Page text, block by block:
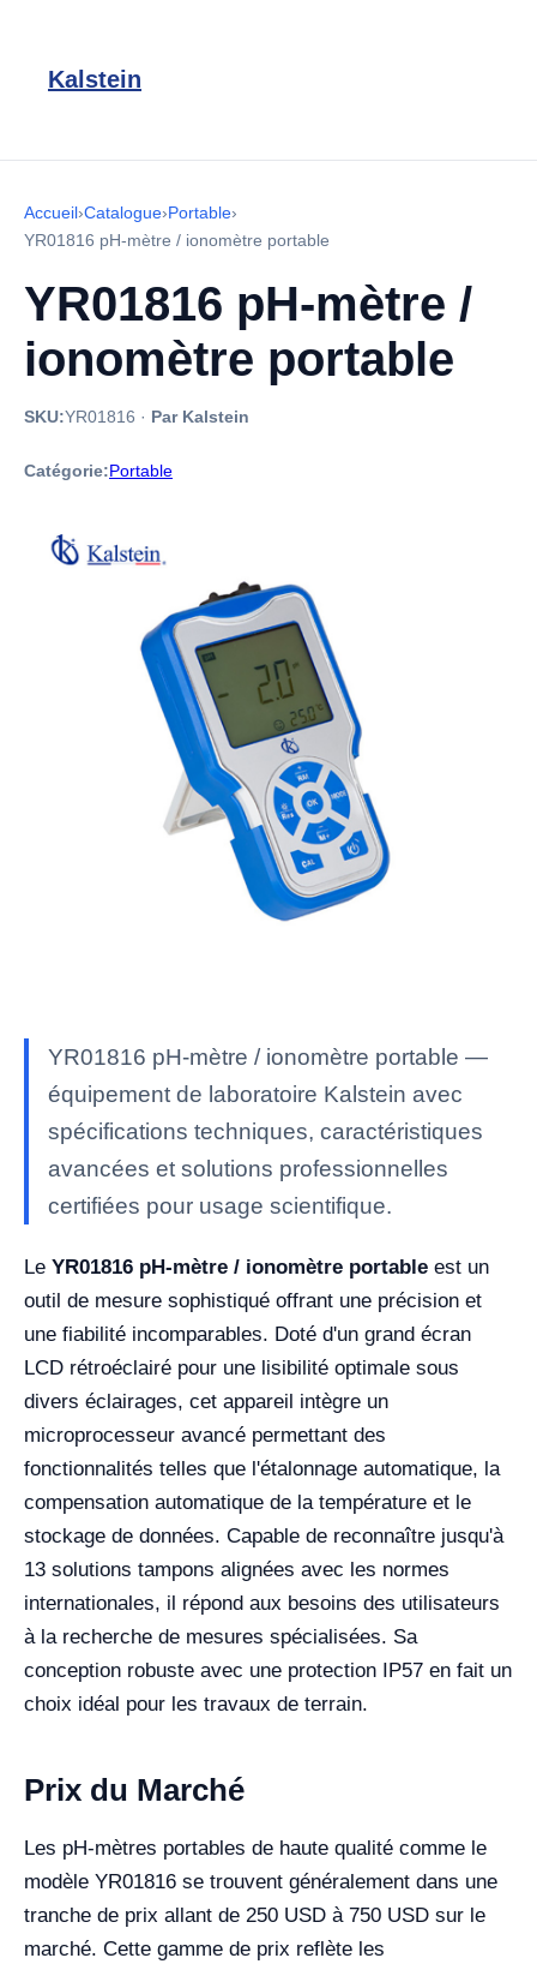
Kalstein
Accueil›Catalogue›Portable›
YR01816 pH-mètre / ionomètre portable
YR01816 pH-mètre /
ionomètre portable
SKU:YR01816 · Par Kalstein
Catégorie:Portable
YR01816 pH-mètre / ionomètre portable —
équipement de laboratoire Kalstein avec
spécifications techniques, caractéristiques
avancées et solutions professionnelles
certifiées pour usage scientifique.
Le YR01816 pH-mètre / ionomètre portable est un
outil de mesure sophistiqué offrant une précision et
une fiabilité incomparables. Doté d'un grand écran
LCD rétroéclairé pour une lisibilité optimale sous
divers éclairages, cet appareil intègre un
microprocesseur avancé permettant des
fonctionnalités telles que l'étalonnage automatique, la
compensation automatique de la température et le
stockage de données. Capable de reconnaître jusqu'à
13 solutions tampons alignées avec les normes
internationales, il répond aux besoins des utilisateurs
à la recherche de mesures spécialisées. Sa
conception robuste avec une protection IP57 en fait un
choix idéal pour les travaux de terrain.
Prix du Marché
Les pH-mètres portables de haute qualité comme le
modèle YR01816 se trouvent généralement dans une
tranche de prix allant de 250 USD à 750 USD sur le
marché. Cette gamme de prix reflète les